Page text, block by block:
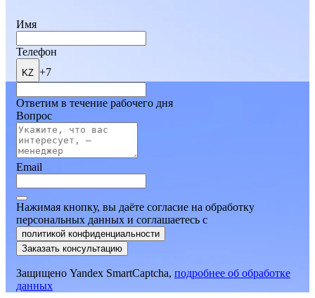
Имя
Телефон
KZ +7
Ответим в течение рабочего дня
Вопрос
Email
Нажимая кнопку, вы даёте согласие на обработку
персональных данных и соглашаетесь c
политикой конфиденциальности
Заказать консультацию
Защищено Yandex SmartCaptcha, подробнее об обработке
данных